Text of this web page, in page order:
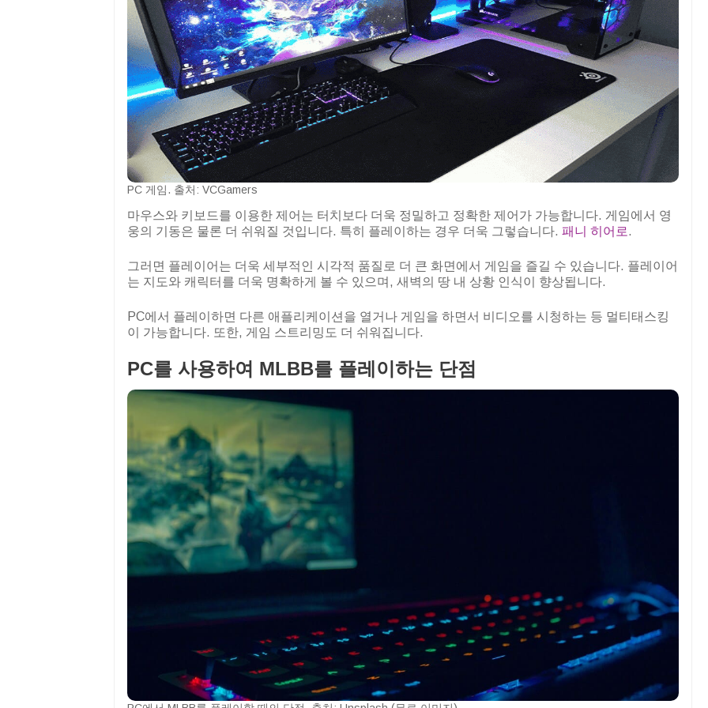
PC 게임. 출처: VCGamers
마우스와 키보드를 이용한 제어는 터치보다 더욱 정밀하고 정확한 제어가 가능합니다. 게임에서 영
웅의 기동은 물론 더 쉬워질 것입니다. 특히 플레이하는 경우 더욱 그렇습니다. 패니 히어로.
그러면 플레이어는 더욱 세부적인 시각적 품질로 더 큰 화면에서 게임을 즐길 수 있습니다. 플레이어
는 지도와 캐릭터를 더욱 명확하게 볼 수 있으며, 새벽의 땅 내 상황 인식이 향상됩니다.
PC에서 플레이하면 다른 애플리케이션을 열거나 게임을 하면서 비디오를 시청하는 등 멀티태스킹
이 가능합니다. 또한, 게임 스트리밍도 더 쉬워집니다.
PC를 사용하여 MLBB를 플레이하는 단점